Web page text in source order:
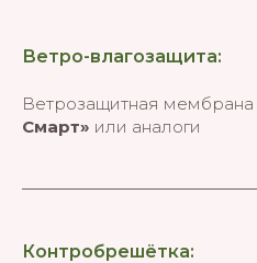
Ветро-влагозащита:
Ветрозащитная мембрана
Смарт» или аналоги
Контробрешётка: